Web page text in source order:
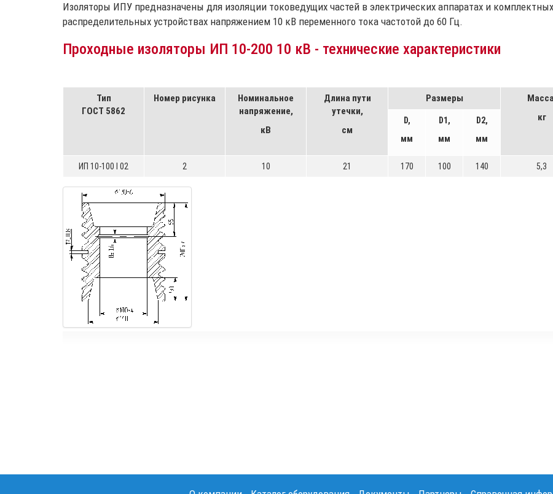
Изоляторы ИПУ предназначены для изоляции токоведущих частей в электрических аппаратах и комплектных
распределительных устройствах напряжением 10 кВ переменного тока частотой до 60 Гц.
Проходные изоляторы ИП 10-200 10 кВ - технические характеристики
Тип
ГОСТ 5862
Номер рисунка
Номинальное
напряжение,
кВ
Длина пути
утечки,
см
Размеры
кг
D,
мм
D1,
мм
D2,
мм
ИП 10-100 I 02 2 10 21 170 100 140 5,3